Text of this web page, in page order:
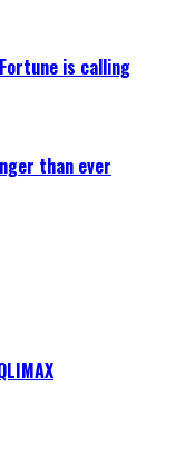
is calling
than ever